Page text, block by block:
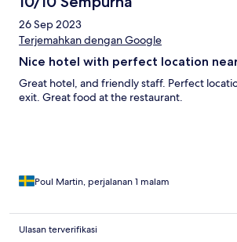
26 Sep 2023
Terjemahkan dengan Google
Nice hotel with perfect location
Great hotel, and friendly staff. Perfect
exit. Great food at the restaurant.
Poul Martin, perjalanan 1 malam
Ulasan terverifikasi